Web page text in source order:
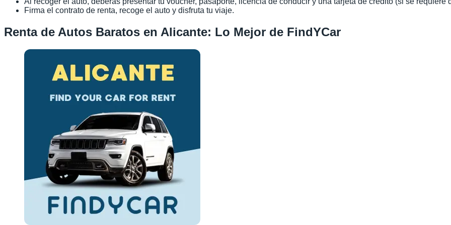
Firma el contrato de renta, recoge el auto y disfruta tu viaje.
Renta de Autos Baratos en Alicante: Lo Mejor de FindYCar